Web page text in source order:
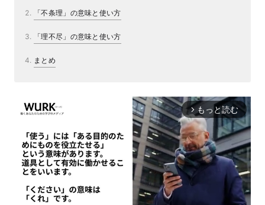
「不条理」の意味と使い方
「理不尽」の意味と使い方
まとめ
arrow_forward_ios もっと読む